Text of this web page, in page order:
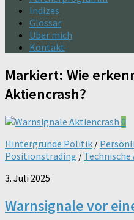
Indizes
Glossar
Über mich
Kontakt
Markiert: Wie
Aktiencrash?
0
Hintergründe Politik /
Positionstrading / Technische
3. Juli 2025
Warnsignale vor